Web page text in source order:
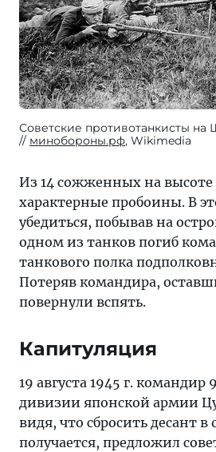
Советские противотанкисты
минобороны.рф, Wikimedia
Из 14 сожженных на
характерные пробоины. В
убедиться, побывав на
одном из танков погиб
танкового полка
Потеряв командира,
повернули вспять.
Капитуляция
19 августа 1945 г.
дивизии японской армии
видя, что сбросить десант в
получается, предложил